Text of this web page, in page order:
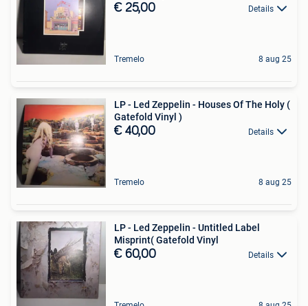
€ 25,00 Details
Tremelo 8 aug 25
LP - Led Zeppelin - Houses Of The Holy (
Gatefold Vinyl )
€ 40,00 Details
Tremelo 8 aug 25
LP - Led Zeppelin - Untitled Label
Misprint( Gatefold Vinyl
€ 60,00 Details